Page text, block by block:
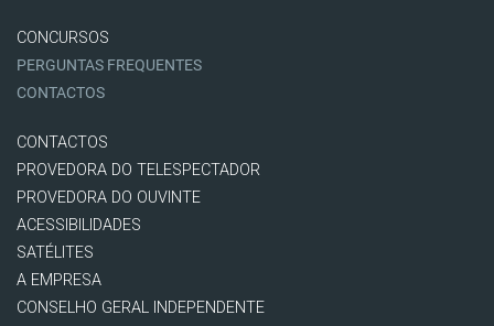
CONCURSOS
PERGUNTAS FREQUENTES
CONTACTOS
CONTACTOS
PROVEDORA DO TELESPECTADOR
PROVEDORA DO OUVINTE
ACESSIBILIDADES
SATÉLITES
A EMPRESA
CONSELHO GERAL INDEPENDENTE